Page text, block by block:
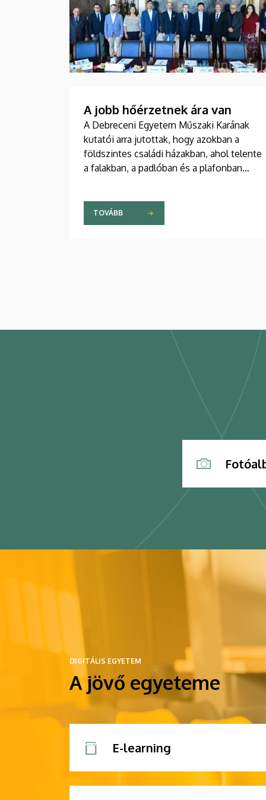
A jobb hőérzetnek ára van
A Debreceni Egyetem Műszaki Karának
kutatói arra jutottak, hogy azokban a
földszintes családi házakban, ahol telente
a falakban, a padlóban és a plafonban
eloszlás miatt jobb ugyan a hőérzet, mint
egy radiátoros épületben, ugyanakkor az
TOVÁBB
DIGITÁLIS EGYETEM
A jövő egyeteme
E-learning